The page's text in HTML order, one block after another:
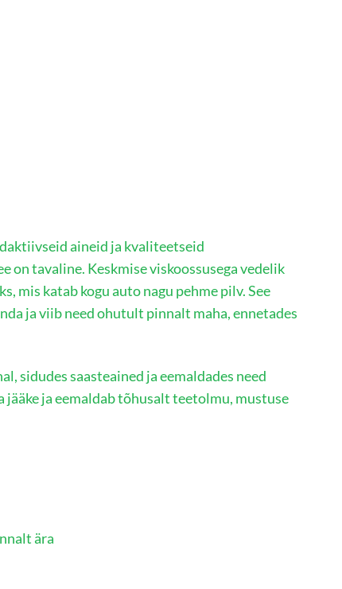
aineid ja kvaliteetseid
on tavaline. Keskmise viskoossusega vedelik
mis katab kogu auto nagu pehme pilv. See
ja viib need ohutult pinnalt maha, ennetades
sidudes saasteained ja eemaldades need
ja eemaldab tõhusalt teetolmu, mustuse
ära